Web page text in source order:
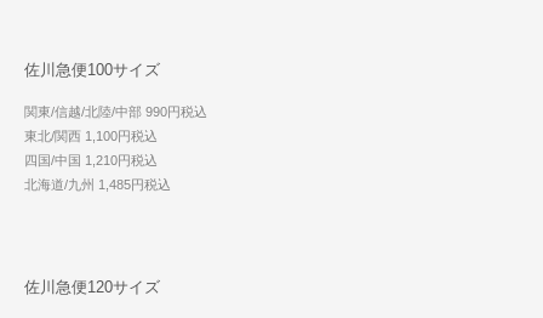
佐川急便100サイズ
関東/信越/北陸/中部 990円税込
東北/関西 1,100円税込
四国/中国 1,210円税込
北海道/九州 1,485円税込
佐川急便120サイズ